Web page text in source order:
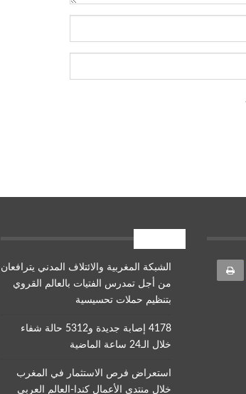
الشبكة المغربية والائتلاف المدني يترافعان
من أجل تمدرس الفتيات بالعالم القروي
بتنظيم حملات تحسيسية
4178 إصابة جديدة و5312 حالة شفاء
خلال الـ24 ساعة الماضية
استعراض فرص الاستثمار في المغرب
خلال منتدى الأعمال كندا-العالم العربي